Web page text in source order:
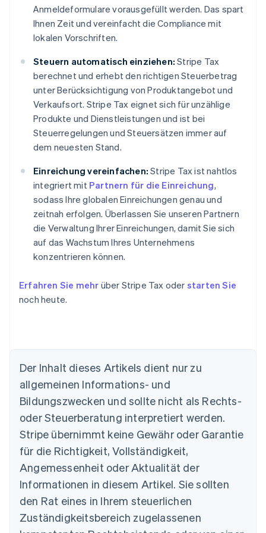
Anmeldeformulare vorausgefüllt werden. Das spart
Ihnen Zeit und vereinfacht die Compliance mit
lokalen Vorschriften.
Steuern automatisch einziehen: Stripe Tax
berechnet und erhebt den richtigen Steuerbetrag
unter Berücksichtigung von Produktangebot und
Verkaufsort. Stripe Tax eignet sich für unzählige
Produkte und Dienstleistungen und ist bei
Steuerregelungen und Steuersätzen immer auf
dem neuesten Stand.
Einreichung vereinfachen: Stripe Tax ist nahtlos
integriert mit Partnern für die Einreichung,
sodass Ihre globalen Einreichungen genau und
zeitnah erfolgen. Überlassen Sie unseren Partnern
die Verwaltung Ihrer Einreichungen, damit Sie sich
auf das Wachstum Ihres Unternehmens
konzentrieren können.
Erfahren Sie mehr über Stripe Tax oder starten Sie
noch heute.
Der Inhalt dieses Artikels dient nur zu
allgemeinen Informations- und
Bildungszwecken und sollte nicht als Rechts-
oder Steuerberatung interpretiert werden.
Stripe übernimmt keine Gewähr oder Garantie
für die Richtigkeit, Vollständigkeit,
Angemessenheit oder Aktualität der
Informationen in diesem Artikel. Sie sollten
den Rat eines in Ihrem steuerlichen
Zuständigkeitsbereich zugelassenen
Australien
English
Belgien
NederlandsFrançais DeutschEnglish
Brasilien
Bulgarien
English
Dänemark
English